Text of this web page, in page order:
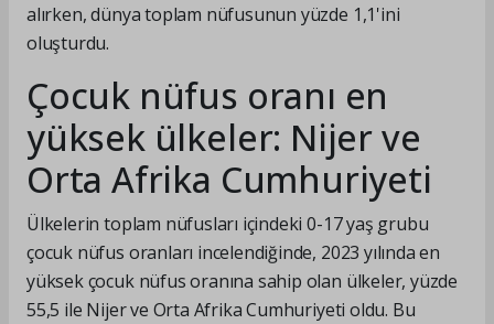
alırken, dünya toplam nüfusunun yüzde 1,1'ini
oluşturdu.
Çocuk nüfus oranı en
yüksek ülkeler: Nijer ve
Orta Afrika Cumhuriyeti
Ülkelerin toplam nüfusları içindeki 0-17 yaş grubu
çocuk nüfus oranları incelendiğinde, 2023 yılında en
yüksek çocuk nüfus oranına sahip olan ülkeler, yüzde
55,5 ile Nijer ve Orta Afrika Cumhuriyeti oldu. Bu